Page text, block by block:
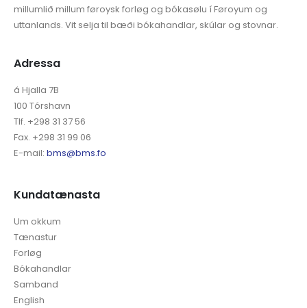
millumlið millum føroysk forløg og bókasølu í Føroyum og
uttanlands. Vit selja til bæði bókahandlar, skúlar og stovnar.
Adressa
á Hjalla 7B
100 Tórshavn
Tlf. +298 31 37 56
Fax. +298 31 99 06
E-mail: bms@bms.fo
Kundatænasta
Um okkum
Tænastur
Forløg
Bókahandlar
Samband
English